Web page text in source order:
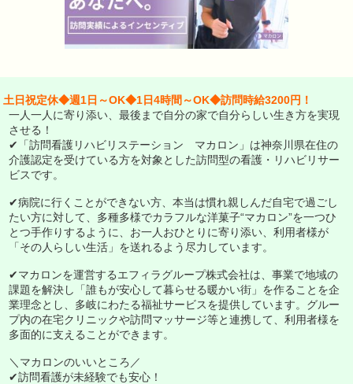
土日祝定休◆週1日～OK◆1日4時間～OK◆訪問時給3200円！
一人一人に寄り添い、最後まで自分の家で自分らしい生き方を実現
させる！
✔「訪問看護リハビリステーション マカロン」は神奈川県在住の
介護認定を受けている方を対象とした訪問型の看護・リハビリサー
ビスです。
✔病院に行くことができない方、本当は慣れ親しんだ自宅で過ごし
たい方に対して、多種多様でカラフルな洋菓子“マカロン”を一つひ
とつ手作りするように、お一人おひとりに寄り添い、利用者様が
「その人らしい生活」を送れるよう尽力しています。
✔マカロンを運営するエフィラグループ株式会社は、事業で地域の
課題を解決し「誰もが安心して暮らせる暖かい街」を作ることを企
業理念とし、多岐にわたる福祉サービスを提供しています。グルー
プ内の在宅クリニックや訪問マッサージ等と連携して、利用者様を
多面的に支えることができます。
＼マカロンのいいところ／
✔訪問看護が未経験でも安心！